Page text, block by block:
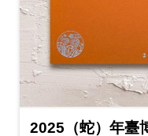
2025（蛇）年臺